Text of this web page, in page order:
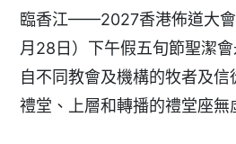
臨香江——2027香港佈道大
月28日）下午假五旬節聖潔
自不同教會及機構的牧者及
禮堂、上層和轉播的禮堂座無